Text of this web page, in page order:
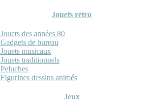
Jouets rétro
Jouets des années 80
Gadgets de bureau
Jouets musicaux
Jouets traditionnels
Peluches
Figurines dessins animés
Jeux